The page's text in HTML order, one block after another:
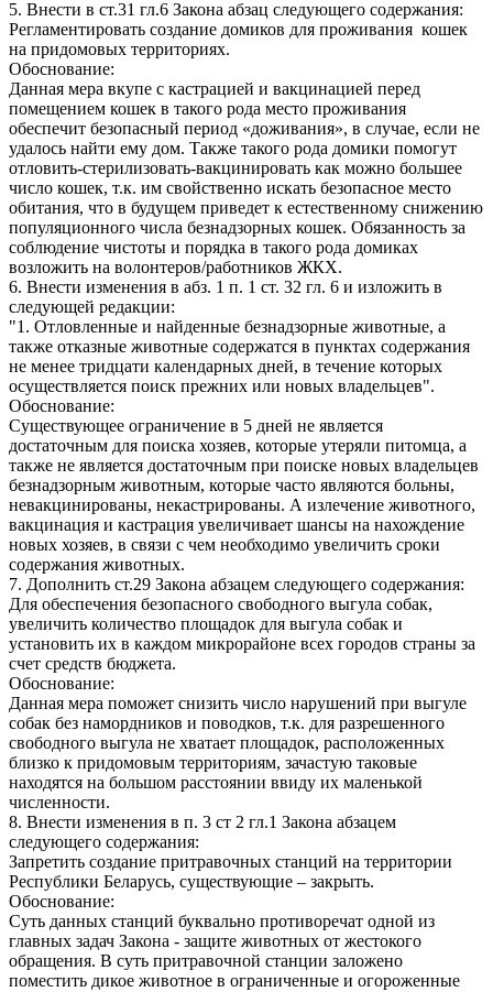
5. Внести в ст.31 гл.6 Закона абзац следующего содержания:
Регламентировать создание домиков для проживания кошек
на придомовых территориях.
Обоснование:
Данная мера вкупе с кастрацией и вакцинацией перед
помещением кошек в такого рода место проживания
обеспечит безопасный период «доживания», в случае, если не
удалось найти ему дом. Также такого рода домики помогут
отловить-стерилизовать-вакцинировать как можно большее
число кошек, т.к. им свойственно искать безопасное место
обитания, что в будущем приведет к естественному снижению
популяционного числа безнадзорных кошек. Обязанность за
соблюдение чистоты и порядка в такого рода домиках
возложить на волонтеров/работников ЖКХ.
6. Внести изменения в абз. 1 п. 1 ст. 32 гл. 6 и изложить в
следующей редакции:
"1. Отловленные и найденные безнадзорные животные, а
также отказные животные содержатся в пунктах содержания
не менее тридцати календарных дней, в течение которых
осуществляется поиск прежних или новых владельцев".
Обоснование:
Существующее ограничение в 5 дней не является
достаточным для поиска хозяев, которые утеряли питомца, а
также не является достаточным при поиске новых владельцев
безнадзорным животным, которые часто являются больны,
невакцинированы, некастрированы. А излечение животного,
вакцинация и кастрация увеличивает шансы на нахождение
новых хозяев, в связи с чем необходимо увеличить сроки
содержания животных.
7. Дополнить ст.29 Закона абзацем следующего содержания:
Для обеспечения безопасного свободного выгула собак,
увеличить количество площадок для выгула собак и
установить их в каждом микрорайоне всех городов страны за
счет средств бюджета.
Обоснование:
Данная мера поможет снизить число нарушений при выгуле
собак без намордников и поводков, т.к. для разрешенного
свободного выгула не хватает площадок, расположенных
близко к придомовым территориям, зачастую таковые
находятся на большом расстоянии ввиду их маленькой
численности.
8. Внести изменения в п. 3 ст 2 гл.1 Закона абзацем
следующего содержания:
Запретить создание притравочных станций на территории
Республики Беларусь, существующие – закрыть.
Обоснование:
Суть данных станций буквально противоречат одной из
главных задач Закона - защите животных от жестокого
обращения. В суть притравочной станции заложено
поместить дикое животное в ограниченные и огороженные